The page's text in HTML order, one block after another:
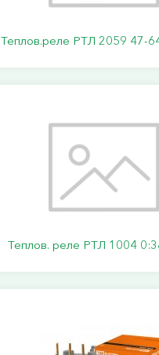
Теплов.реле РТЛ 2059 47-
Теплов. реле РТЛ 1004